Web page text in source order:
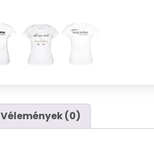
Vélemények (0)